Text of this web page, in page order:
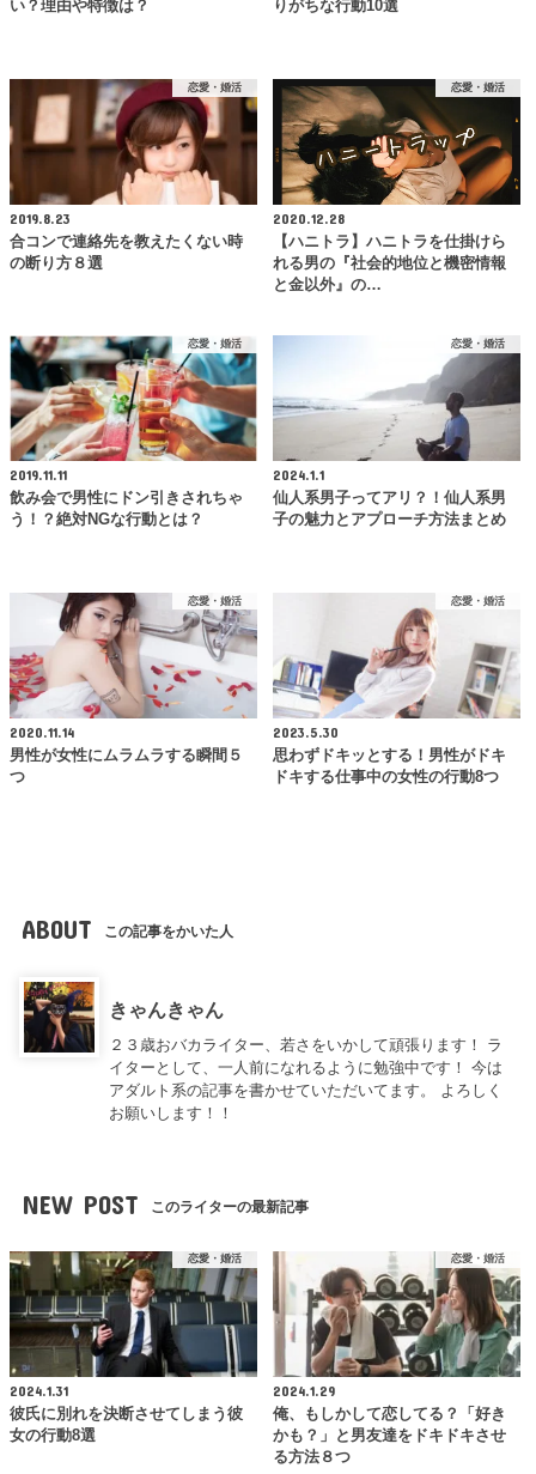
い？理由や特徴は？ りがちな行動10選
恋愛・婚活
2019.8.23
合コンで連絡先を教えたくない時
の断り方８選
恋愛・婚活
2020.12.28
【ハニトラ】ハニトラを仕掛けら
れる男の『社会的地位と機密情報
と金以外』の…
恋愛・婚活
2019.11.11
飲み会で男性にドン引きされちゃ
う！？絶対NGな行動とは？
恋愛・婚活
2024.1.1
仙人系男子ってアリ？！仙人系男
子の魅力とアプローチ方法まとめ
恋愛・婚活
2020.11.14
男性が女性にムラムラする瞬間５
つ
恋愛・婚活
2023.5.30
思わずドキッとする！男性がドキ
ドキする仕事中の女性の行動8つ
ABOUT この記事をかいた人
きゃんきゃん
２３歳おバカライター、若さをいかして頑張ります！ ラ
イターとして、一人前になれるように勉強中です！ 今は
アダルト系の記事を書かせていただいてます。 よろしく
お願いします！！
NEW POST このライターの最新記事
恋愛・婚活
2024.1.31
彼氏に別れを決断させてしまう彼
女の行動8選
恋愛・婚活
2024.1.29
俺、もしかして恋してる？「好き
かも？」と男友達をドキドキさせ
る方法８つ